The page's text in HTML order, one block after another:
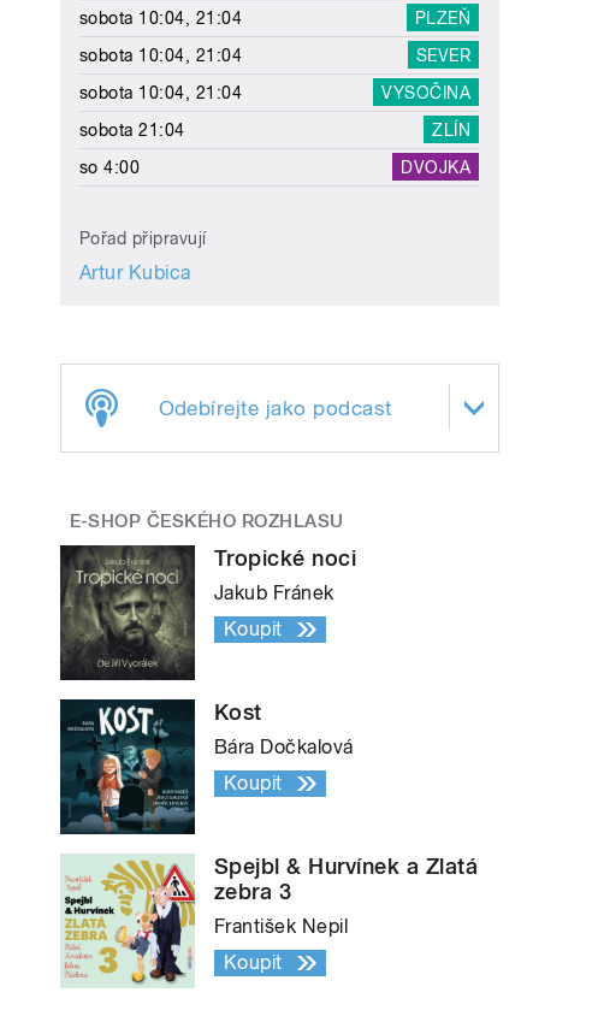
sobota 10:04, 21:04
PLZEŇ
sobota 10:04, 21:04
SEVER
sobota 10:04, 21:04
VYSOČINA
sobota 21:04
ZLÍN
so 4:00
DVOJKA
Pořad připravují
Artur Kubica
Odebírejte jako podcast
E-SHOP ČESKÉHO ROZHLASU
Tropické noci
Jakub Fránek
Koupit
Kost
Bára Dočkalová
Koupit
Spejbl & Hurvínek a Zlatá
zebra 3
František Nepil
Koupit